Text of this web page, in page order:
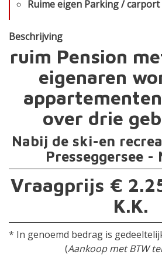
Ruime eigen Parking / carport
Beschrijving
ruim Pension
eigenaren
over drie
Nabij de ski-en
Presseggersee -
Vraagprijs €
K.K.
* In genoemd bedrag is
(Aankoop met BTW